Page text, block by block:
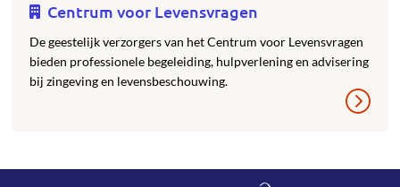
Centrum voor Levensvragen
De geestelijk verzorgers van het Centrum voor Levensvragen
bieden professionele begeleiding, hulpverlening en advisering
bij zingeving en levensbeschouwing.